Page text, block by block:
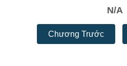
N/A
Chương Trước